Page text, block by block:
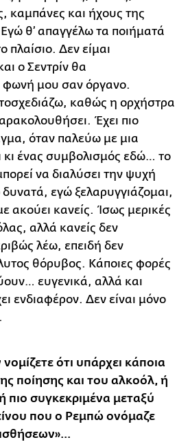
καμπάνες και ήχους της
θ’ απαγγέλω τα ποιήματά
πλαίσιο. Δεν είμαι
ο Σεντρίν θα
φωνή μου σαν όργανο.
καθώς η ορχήστρα
Έχει πιο
όταν παλεύω με μια
κι ένας συμβολισμός εδώ… το
να διαλύσει την ψυχή
εγώ ξελαρυγγιάζομαι,
ακούει κανείς. Ίσως μερικές
αλλά κανείς δεν
λέω, επειδή δεν
θόρυβος. Κάποιες φορές
ευγενικά, αλλά και
ενδιαφέρον. Δεν είναι μόνο
ότι υπάρχει κάποια
ποίησης και του αλκοόλ, ή
συγκεκριμένα μεταξύ
που ο Ρεμπώ ονόμαζε